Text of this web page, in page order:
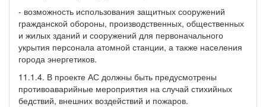
- возможность использования защитных сооружений
гражданской обороны, производственных, общественных
и жилых зданий и сооружений для первоначального
укрытия персонала атомной станции, а также населения
города энергетиков.
11.1.4. В проекте АС должны быть предусмотрены
противоаварийные мероприятия на случай стихийных
бедствий, внешних воздействий и пожаров.